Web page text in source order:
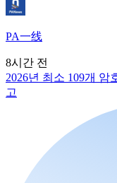
PA一线
8시간 전
2026년 최소 109개 암
고